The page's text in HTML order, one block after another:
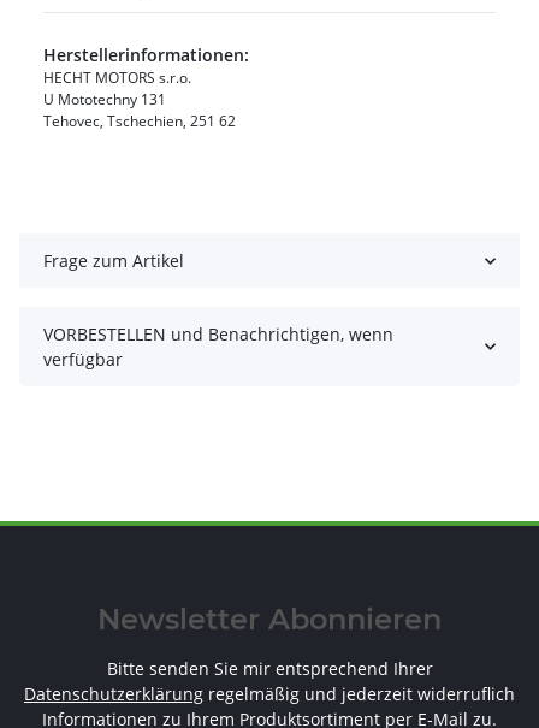
Herstellerinformationen:
HECHT MOTORS s.r.o.
U Mototechny 131
Tehovec, Tschechien, 251 62
Frage zum Artikel
VORBESTELLEN und Benachrichtigen, wenn
verfügbar
Newsletter Abonnieren
Bitte senden Sie mir entsprechend Ihrer
Datenschutzerklärung regelmäßig und jederzeit widerruflich
Informationen zu Ihrem Produktsortiment per E-Mail zu.